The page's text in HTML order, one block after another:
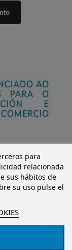
para
relacionada
sus hábitos de
su uso pulse el
reservados.